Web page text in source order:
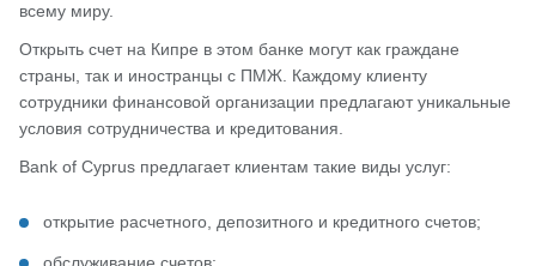
всему миру.
Открыть счет на Кипре в этом банке могут как граждане
страны, так и иностранцы с ПМЖ. Каждому клиенту
сотрудники финансовой организации предлагают уникальные
условия сотрудничества и кредитования.
Bank of Cyprus предлагает клиентам такие виды услуг:
открытие расчетного, депозитного и кредитного счетов;